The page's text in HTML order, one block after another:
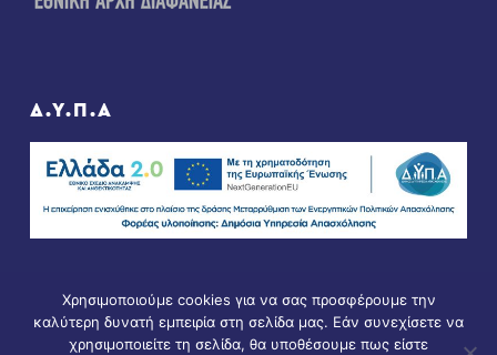
Δ.Υ.Π.Α
Χρησιμοποιούμε cookies για να σας προσφέρουμε την
καλύτερη δυνατή εμπειρία στη σελίδα μας. Εάν συνεχίσετε να
χρησιμοποιείτε τη σελίδα, θα υποθέσουμε πως είστε